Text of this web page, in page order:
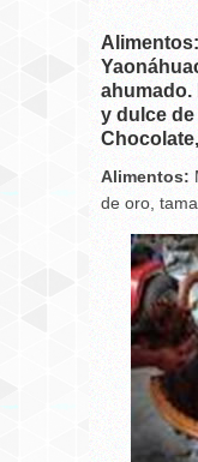
ahumado.
y dulce
Alimentos:
de oro,